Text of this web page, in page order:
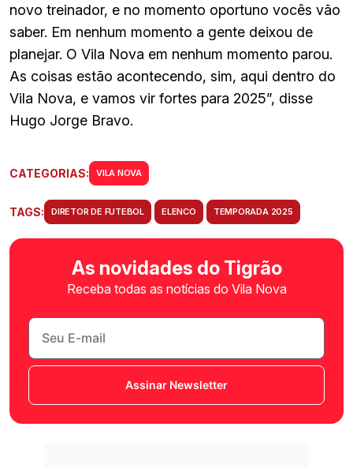
novo treinador, e no momento oportuno vocês vão
saber. Em nenhum momento a gente deixou de
planejar. O Vila Nova em nenhum momento parou.
As coisas estão acontecendo, sim, aqui dentro do
Vila Nova, e vamos vir fortes para 2025”, disse
Hugo Jorge Bravo.
CATEGORIAS: VILA NOVA
TAGS: DIRETOR DE FUTEBOL ELENCO TEMPORADA 2025
As novidades do Tigrão
Receba todas as notícias do Vila Nova
Assinar Newsletter